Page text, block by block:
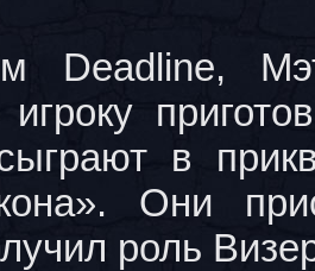
Deadline,
в
Они
роль